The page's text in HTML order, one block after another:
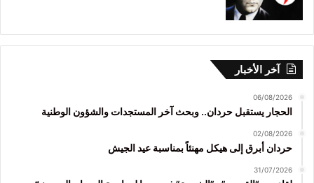
آخر الأخبار
06/08/2026
الحجار يستقبل حردان.. وبحث آخر المستجدات والشؤون الوطنية
02/08/2026
حردان أبرق إلى هيكل مهنئاً بمناسبة عيد الجيش
31/07/2026